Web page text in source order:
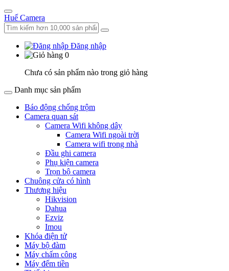
Huế Camera
Đăng nhập
0
Chưa có sản phẩm nào trong giỏ hàng
Danh mục sản phẩm
Báo động chống trộm
Camera quan sát
Camera Wifi không dây
Camera Wifi ngoài trời
Camera wifi trong nhà
Đầu ghi camera
Phụ kiện camera
Trọn bộ camera
Chuông cửa có hình
Thương hiệu
Hikvision
Dahua
Ezviz
Imou
Khóa điện tử
Máy bộ đàm
Máy chấm công
Máy đếm tiền